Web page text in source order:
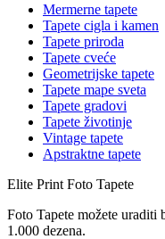
Mermerne tapete
Tapete cigla i kamen
Tapete priroda
Tapete cveće
Geometrijske tapete
Tapete mape sveta
Tapete gradovi
Tapete životinje
Vintage tapete
Apstraktne tapete
Elite Print Foto Tapete
Foto Tapete možete
1.000 dezena.